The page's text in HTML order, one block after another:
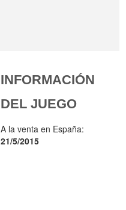
INFORMACIÓN
DEL JUEGO
A la venta en España:
21/5/2015